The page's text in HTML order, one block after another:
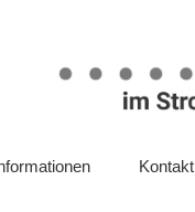
Kontakt
Kontakt